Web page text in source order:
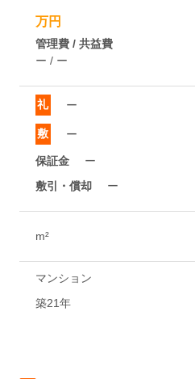
万円
管理費 / 共益費
ー / ー
礼 ー
敷 ー
保証金
ー
敷引・償却
ー
m²
マンション
築21年